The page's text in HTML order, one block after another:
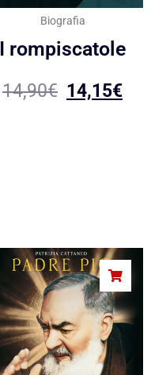
Biografia
I rompiscatole
14,90€ 14,15€